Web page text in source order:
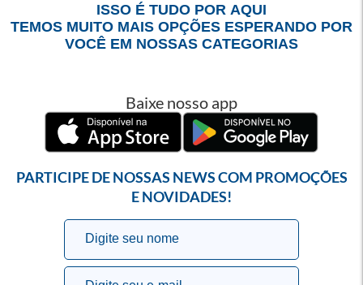
ISSO É TUDO POR AQUI
TEMOS MUITO MAIS OPÇÕES ESPERANDO POR
VOCÊ EM NOSSAS CATEGORIAS
Baixe nosso app
PARTICIPE DE NOSSAS NEWS COM PROMOÇÕES
E NOVIDADES!